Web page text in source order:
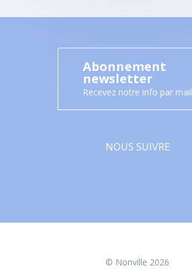
Abonnement
newsletter
Recevez notre info par mail
NOUS SUIVRE
© Nonville 2026